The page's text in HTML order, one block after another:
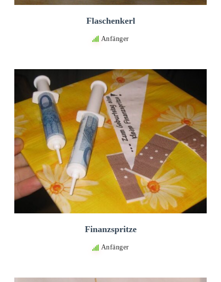
Flaschenkerl
Anfänger
Finanzspritze
Anfänger